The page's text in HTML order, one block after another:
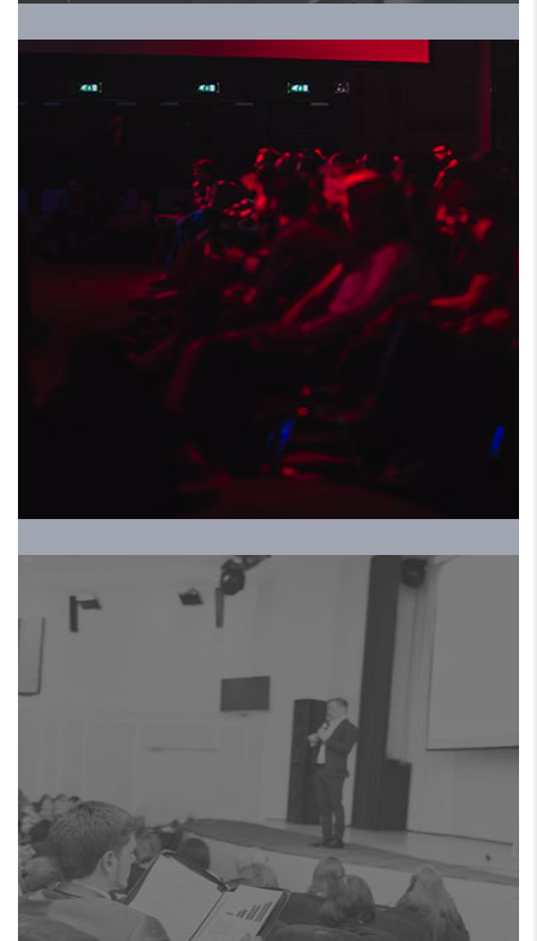
HRALS EXPO 2024 ملتقي
ومعرض الموارد البشرية
الموسم الخامس
HRALS EXPO 2024 ملتقي
ومعرض الموارد البشرية